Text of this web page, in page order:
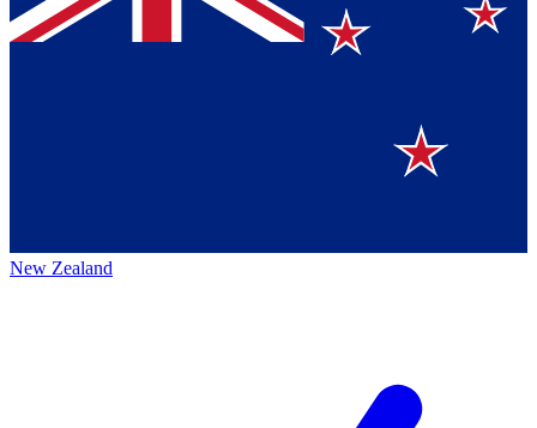
New Zealand